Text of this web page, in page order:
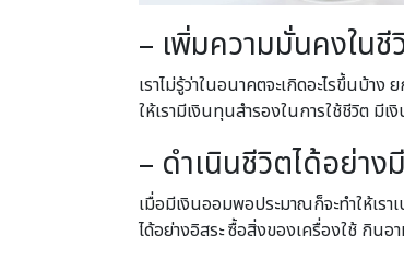
– เพิ่มความมั่นคงในชี
เราไม่รู้ว่าในอนาคตจะเกิดอะไรขึ้นบ้า
ให้เรามีเงินทุนสำรองในการใช้ชีวิต มี
– ดำเนินชีวิตได้อย่าง
เมื่อมีเงินออมพอประมาณก็จะทำให้เรา
ได้อย่างอิสระ ซื้อสิ่งของเครื่องใช้ กินอ